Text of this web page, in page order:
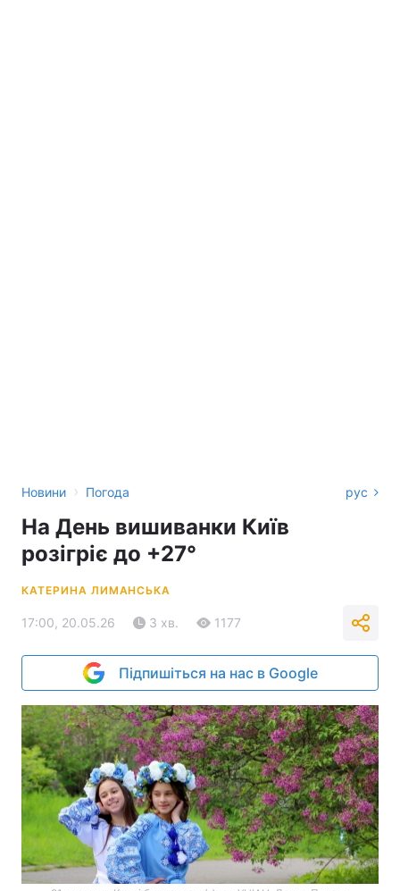
Новини › Погода рус
На День вишиванки Київ
розігріє до +27°
КАТЕРИНА ЛИМАНСЬКА
17:00, 20.05.26 3 хв. 1177
Підпишіться на нас в Google